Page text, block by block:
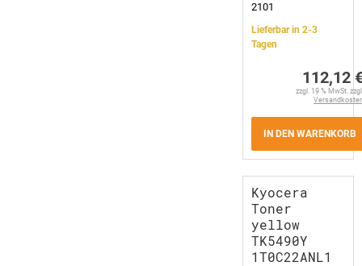
2101
Lieferbar in 2-3
Tagen
112,12
zzgl. 19 % MwSt.
IN DEN WARENKORB
Kyocera
Toner
yellow
TK5490Y
1T0C22ANL1